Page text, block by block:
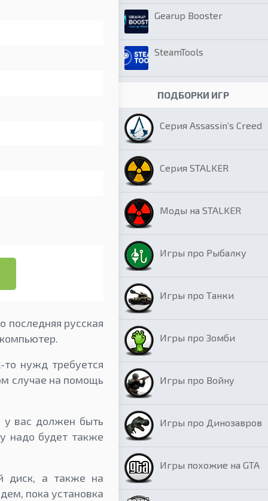
последняя русская
нужд требуется
случае на помощь
у вас должен быть
надо будет также
диск, а также на
пока установка
Gearup Booster
SteamTools
ПОДБОРКИ ИГР
Серия Assassin’s Creed
Серия STALKER
Моды на STALKER
Игры про Рыбалку
Игры про Танки
Игры про Зомби
Игры про Войну
Игры про Динозавров
Игры похожие на GTA